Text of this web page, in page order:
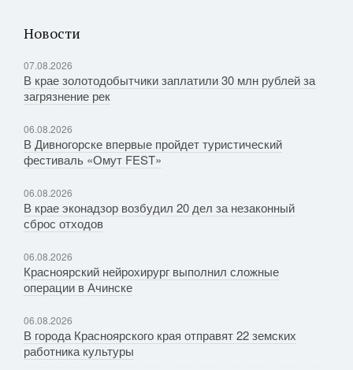
Новости
07.08.2026
В крае золотодобытчики заплатили 30 млн рублей за
загрязнение рек
06.08.2026
В Дивногорске впервые пройдет туристический
фестиваль «Омут FEST»
06.08.2026
В крае эконадзор возбудил 20 дел за незаконный
сброс отходов
06.08.2026
Красноярский нейрохирург выполнил сложные
операции в Ачинске
06.08.2026
В города Красноярского края отправят 22 земских
работника культуры